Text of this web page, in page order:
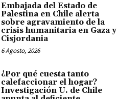
Embajada del Estado de
Palestina en Chile alerta
sobre agravamiento de la
crisis humanitaria en Gaza y
Cisjordania
6 Agosto, 2026
¿Por qué cuesta tanto
calefaccionar el hogar?
Investigación U. de Chile